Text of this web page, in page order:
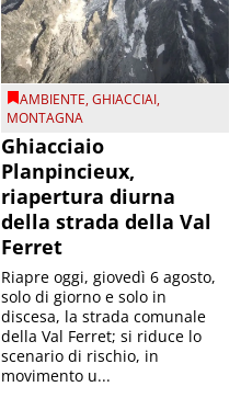
AMBIENTE,GHIACCIAI,
MONTAGNA
Ghiacciaio
Planpincieux,
riapertura diurna
della strada della Val
Ferret
Riapre oggi, giovedì 6 agosto,
solo di giorno e solo in
discesa, la strada comunale
della Val Ferret; si riduce lo
scenario di rischio, in
movimento u...